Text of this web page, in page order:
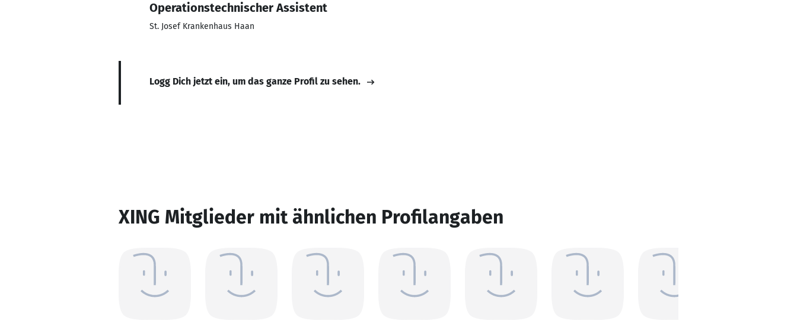
Operationstechnischer Assistent
St. Josef Krankenhaus Haan
Logg Dich jetzt ein, um das ganze Profil zu sehen.
XING Mitglieder mit ähnlichen Profilangaben